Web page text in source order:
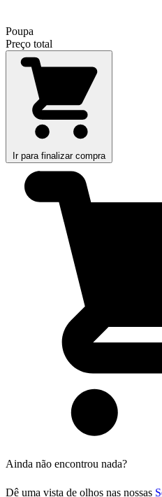
Poupa
Preço total
Ir para finalizar compra
Ainda não encontrou nada?
Dê uma vista de olhos nas nossas